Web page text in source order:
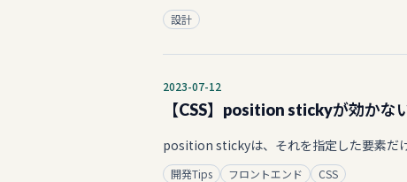
設計
2023-07-12
【CSS】position stickyが効かな
position stickyは、それを指定した要素だ
開発Tips フロントエンド CSS